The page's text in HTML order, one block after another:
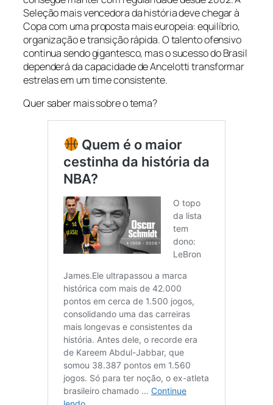
Seleção mais vencedora da história deve chegar à
Copa com uma proposta mais europeia: equilíbrio,
organização e transição rápida. O talento ofensivo
continua sendo gigantesco, mas o sucesso do Brasil
dependerá da capacidade de Ancelotti transformar
estrelas em um time consistente.
Quer saber mais sobre o tema?